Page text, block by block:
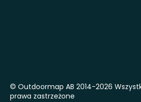
© Outdoormap AB 2014-2026
prawa zastrzeżone